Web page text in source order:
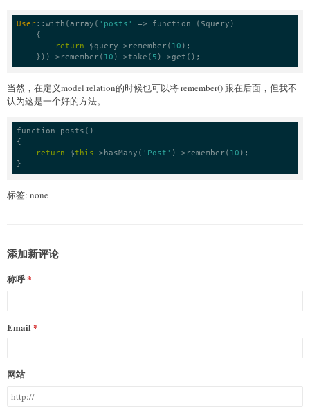
User:: with (array( 'posts' => function ($query)
return $query -> remember( 10 );
    }))
-> remember( 10 ) ->take ( 5 ) ->get();
当然，在定义model relation的时候也可以将 remember() 跟在后面，但我不
认为这是一个好的方法。
function posts()
{
return $this -> hasMany ( 'Post' ) -> remember( 10 );
}
标签: none
添加新评论
称呼
Email
网站